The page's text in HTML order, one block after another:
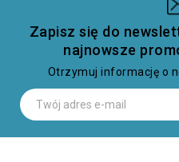
Zapisz się do
najnowsze
Otrzymuj informację o